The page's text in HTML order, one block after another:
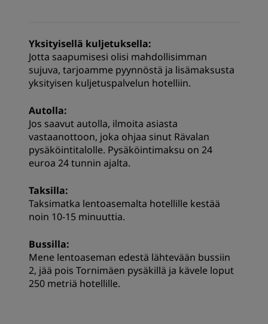
Yksityisellä kuljetuksella:
Jotta saapumisesi olisi mahdollisimman
sujuva, tarjoamme pyynnöstä ja lisämaksusta
yksityisen kuljetuspalvelun hotelliin.
Autolla:
Jos saavut autolla, ilmoita asiasta
vastaanottoon, joka ohjaa sinut Rävalan
pysäköintitalolle. Pysäköintimaksu on 24
euroa 24 tunnin ajalta.
Taksilla:
Taksimatka lentoasemalta hotellille kestää
noin 10-15 minuuttia.
Bussilla:
Mene lentoaseman edestä lähtevään bussiin
2, jää pois Tornimäen pysäkillä ja kävele loput
250 metriä hotellille.